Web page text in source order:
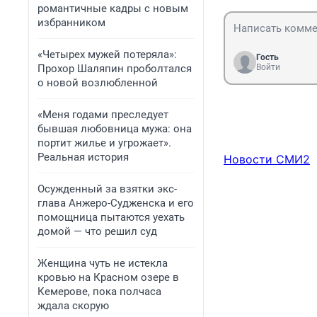
романтичные кадры с новым
избранником
«Четырех мужей потеряла»:
Прохор Шаляпин проболтался
о новой возлюбленной
«Меня годами преследует
бывшая любовница мужа: она
портит жилье и угрожает».
Реальная история
Осужденный за взятки экс-
глава Анжеро-Судженска и его
помощница пытаются уехать
домой — что решил суд
Женщина чуть не истекла
кровью на Красном озере в
Кемерове, пока полчаса
ждала скорую
Гость
Войти
Новости СМИ2